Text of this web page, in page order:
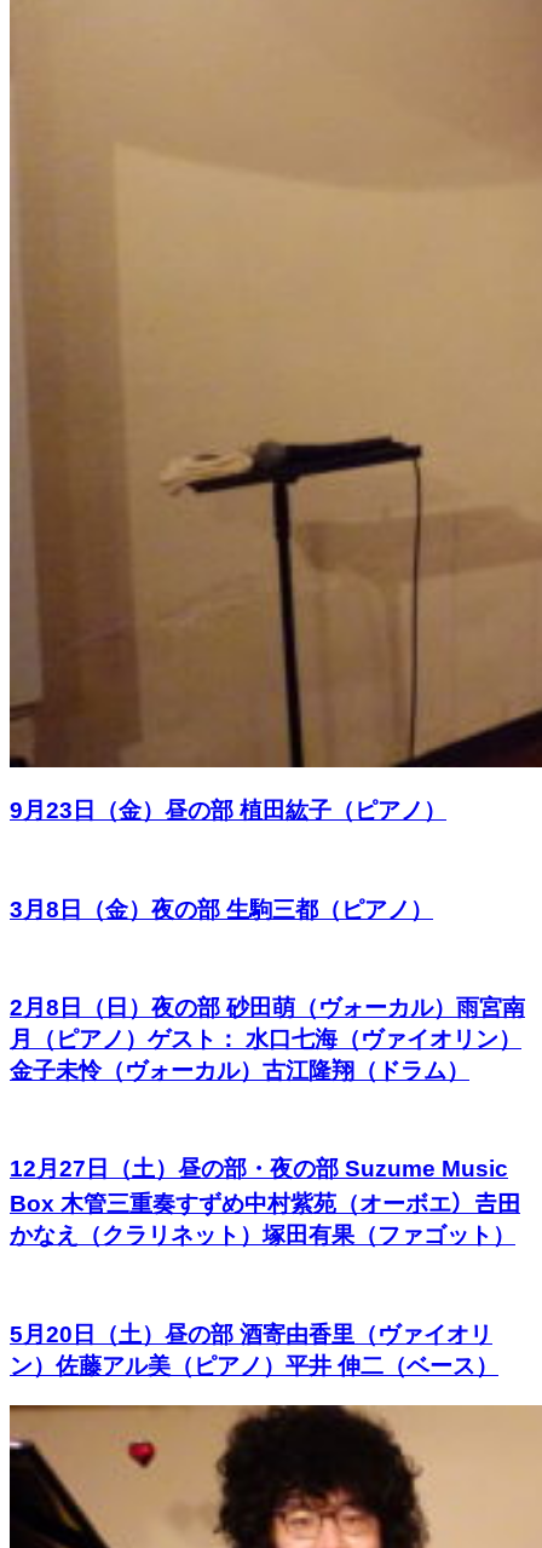
9月23日（金）昼の部 植田紘子（ピアノ）
3月8日（金）夜の部 生駒三都（ピアノ）
2月8日（日）夜の部 砂田萌（ヴォーカル）雨宮南
月（ピアノ）ゲスト： 水口七海（ヴァイオリン）
金子未怜（ヴォーカル）古江隆翔（ドラム）
12月27日（土）昼の部・夜の部 Suzume Music
Box 木管三重奏すずめ中村紫苑（オーボエ）𠮷田
かなえ（クラリネット）塚田有果（ファゴット）
5月20日（土）昼の部 酒寄由香里（ヴァイオリ
ン）佐藤アル美（ピアノ）平井 伸二（ベース）